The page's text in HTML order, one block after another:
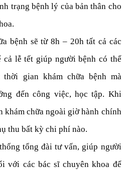
trạng bệnh lý của bản thân cho
bệnh sẽ từ 8h – 20h tất cả các
cả lễ tết giúp người bệnh có thể
gian khám chữa bệnh mà
đến công việc, học tập. Khi
khám chữa ngoài giờ hành chính
thu bất kỳ chi phí nào.
tổng đài tư vấn, giúp người
với các bác sĩ chuyên khoa để